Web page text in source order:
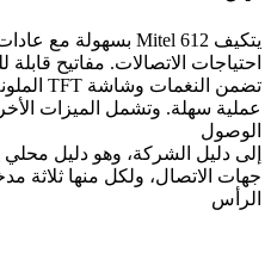
يتكيف Mitel 612 بسهولة مع عادات المستخدم الفردية و
احتياجات الاتصالات. مفاتيح قابلة
تضمن النغمات وشاشة TFT الملونة نظرة عامة جيدة و
عملية سهلة. وتشمل الميزات
الوصول
إلى دليل الشركة، وهو دليل محلي
جهات الاتصال، ولكل منها
الرأس